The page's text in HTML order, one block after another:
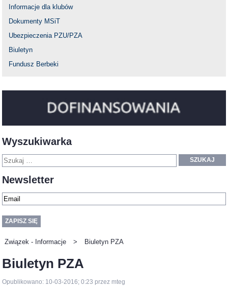
Informacje dla klubów
Dokumenty MSiT
Ubezpieczenia PZU/PZA
Biuletyn
Fundusz Berbeki
Wyszukiwarka
SZUKAJ
Newsletter
Związek - Informacje > Biuletyn PZA
Biuletyn PZA
Opublikowano: 10-03-2016; 0:23 przez mteg